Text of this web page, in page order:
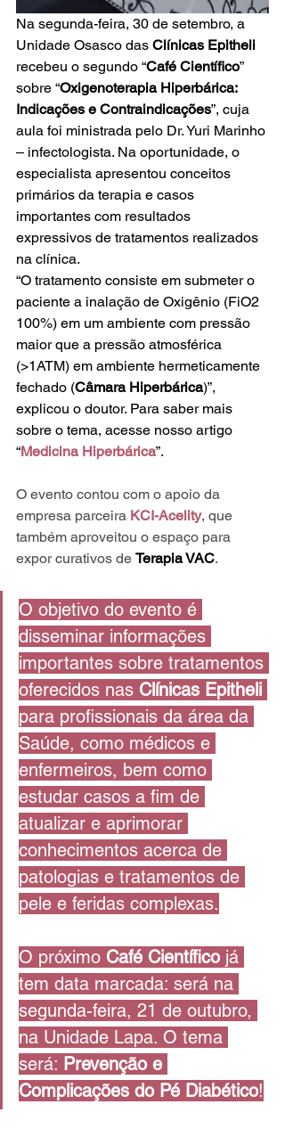
Na segunda-feira, 30 de setembro, a
Unidade Osasco das Clínicas Epitheli
recebeu o segundo “Café Científico”
sobre “Oxigenoterapia Hiperbárica:
Indicações e Contraindicações”, cuja
aula foi ministrada pelo Dr. Yuri Marinho
– infectologista. Na oportunidade, o
especialista apresentou conceitos
primários da terapia e casos
importantes com resultados
expressivos de tratamentos realizados
na clínica.
“O tratamento consiste em submeter o
paciente a inalação de Oxigênio (FiO2
100%) em um ambiente com pressão
maior que a pressão atmosférica
(>1ATM) em ambiente hermeticamente
fechado (Câmara Hiperbárica)”,
explicou o doutor. Para saber mais
sobre o tema, acesse nosso artigo
“Medicina Hiperbárica”.
O evento contou com o apoio da
empresa parceira KCI-Acelity, que
também aproveitou o espaço para
expor curativos de Terapia VAC.
O objetivo do evento é
disseminar informações
importantes sobre tratamentos
oferecidos nas Clínicas Epitheli
para profissionais da área da
Saúde, como médicos e
enfermeiros, bem como
estudar casos a fim de
atualizar e aprimorar
conhecimentos acerca de
patologias e tratamentos de
pele e feridas complexas.
O próximo Café Científico já
tem data marcada: será na
segunda-feira, 21 de outubro,
na Unidade Lapa. O tema
será: Prevenção e
Complicações do Pé Diabético!